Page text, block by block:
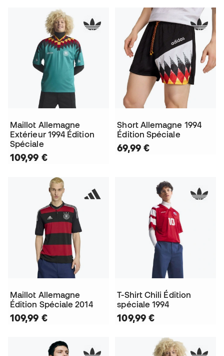
Maillot Allemagne
Extérieur 1994 Édition
Spéciale
109,99 €
Short Allemagne 1994
Édition Spéciale
69,99 €
Maillot Allemagne
Édition Spéciale 2014
109,99 €
T-Shirt Chili Édition
spéciale 1994
109,99 €